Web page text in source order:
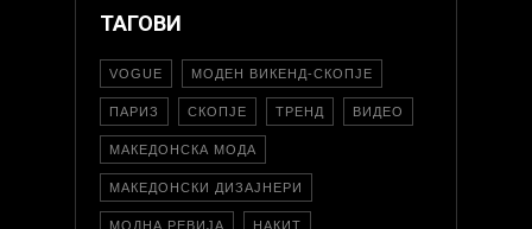
ТАГОВИ
VOGUE МОДЕН ВИКЕНД-СКОПЈЕ
ПАРИЗ СКОПЈЕ ТРЕНД ВИДЕО
МАКЕДОНСКА МОДА
МАКЕДОНСКИ ДИЗАЈНЕРИ
МОДНА РЕВИЈА НАКИТ